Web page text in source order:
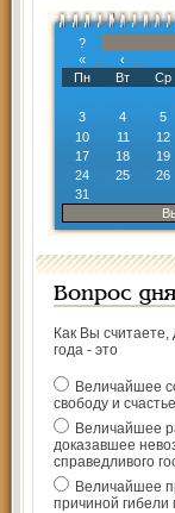
?
«
‹
Пн
Вт Ср
3
4 5
10
11 12
17
18 19
24
25 26
31
Вопрос дня
Как Вы
года - это
Величайшее
свободу и
Величайшее
доказавшее
справедливого
Величайшее
причиной